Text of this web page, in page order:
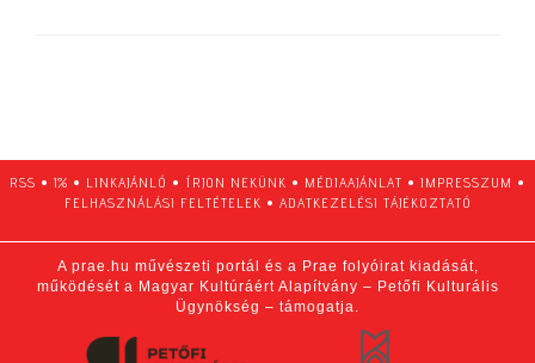
RSS • 1% • LINKAJÁNLÓ • ÍRJON NEKÜNK • MÉDIAAJÁNLAT • IMPRESSZUM •
FELHASZNÁLÁSI FELTÉTELEK • ADATKEZELÉSI TÁJÉKOZTATÓ
A prae.hu művészeti portál és a Prae folyóirat kiadását,
működését a Magyar Kultúráért Alapítvány – Petőfi Kulturális
Ügynökség – támogatja.